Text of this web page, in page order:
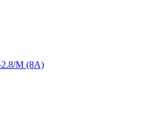
M (8A)